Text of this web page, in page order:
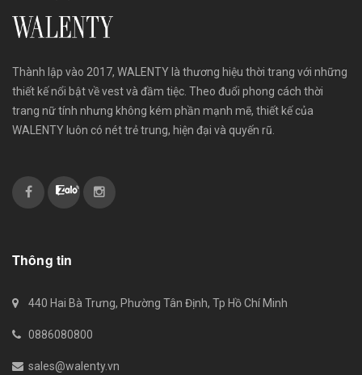
Thành lập vào 2017, WALENTY là thương hiệu thời trang với những
thiết kế nổi bật về vest và đầm tiệc. Theo đuổi phong cách thời
trang nữ tính nhưng không kém phần mạnh mẽ, thiết kế của
WALENTY luôn có nét trẻ trung, hiện đại và quyến rũ.
Thông tin
440 Hai Bà Trưng, Phường Tân Định, Tp Hồ Chí Minh
0886080800
sales@walenty.vn